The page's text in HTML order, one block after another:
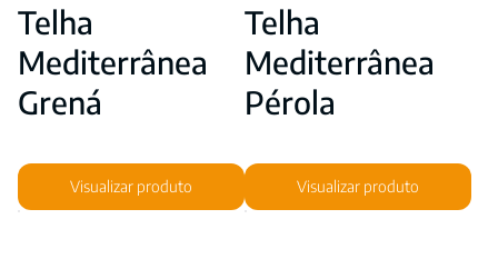
Telha
Mediterrânea
Grená
Visualizar produto
Telha
Mediterrânea
Pérola
Visualizar produto